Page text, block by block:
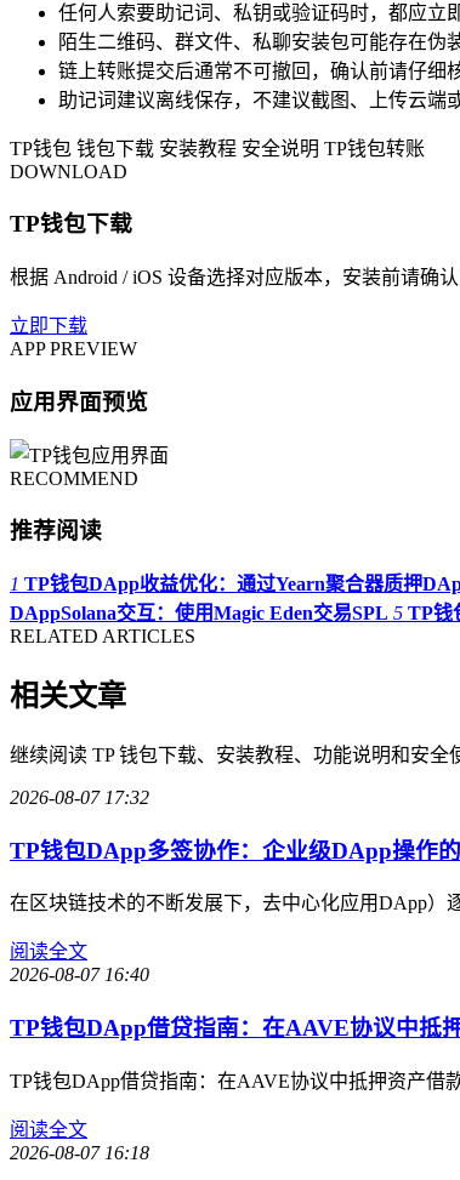
任何人索要助记词、私钥或验证码时，都应立
陌生二维码、群文件、私聊安装包可能存在伪
链上转账提交后通常不可撤回，确认前请仔细
助记词建议离线保存，不建议截图、上传云端
TP钱包 钱包下载 安装教程 安全说明 TP钱包转账
DOWNLOAD
TP钱包下载
根据 Android / iOS 设备选择对应版本，安装前请确认
立即下载
APP PREVIEW
应用界面预览
RECOMMEND
推荐阅读
1 TP钱包DApp收益优化：通过Yearn聚合器质押
DAppSolana交互：使用Magic Eden交易SPL 5 TP钱
RELATED ARTICLES
相关文章
继续阅读 TP 钱包下载、安装教程、功能说明和安全
2026-08-07 17:32
TP钱包DApp多签协作：企业级DApp操作
在区块链技术的不断发展下，去中心化应用DApp
阅读全文
2026-08-07 16:40
TP钱包DApp借贷指南：在AAVE协议中抵
TP钱包DApp借贷指南：在AAVE协议中抵押资产借
阅读全文
2026-08-07 16:18